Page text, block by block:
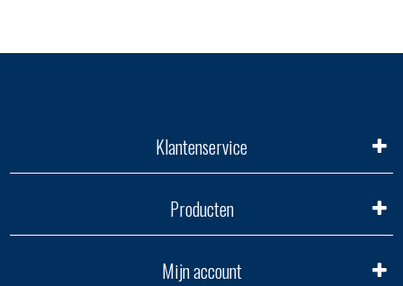
Klantenservice
Producten
Mijn account